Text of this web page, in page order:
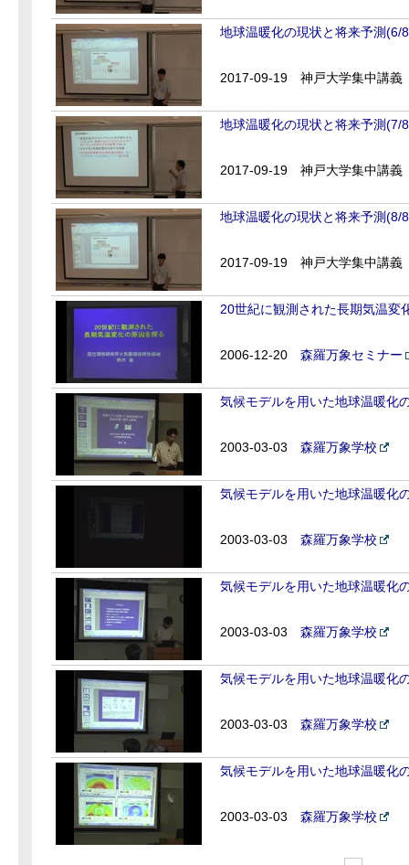
地球温暖化の現状と将来予測(6/
2017-09-19 神戸大学集中講義
地球温暖化の現状と将来予測(7/
2017-09-19 神戸大学集中講義
地球温暖化の現状と将来予測(8/
2017-09-19 神戸大学集中講義
20世紀に観測された長期気温変
2006-12-20 森羅万象セミナー
気候モデルを用いた地球温暖化
2003-03-03 森羅万象学校
気候モデルを用いた地球温暖化
2003-03-03 森羅万象学校
気候モデルを用いた地球温暖化
2003-03-03 森羅万象学校
気候モデルを用いた地球温暖化
2003-03-03 森羅万象学校
気候モデルを用いた地球温暖化
2003-03-03 森羅万象学校